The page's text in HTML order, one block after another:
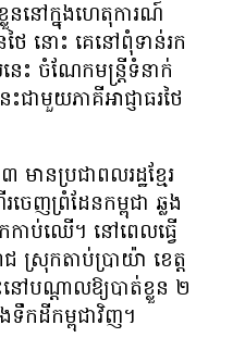
លួន​នៅ​ក្នុង​ហេតុការណ៍​
នោះ គេ​នៅ​ពុំ​ទាន់​រក​
ចំណែក​មន្ត្រី​ទំនាក់
ះ​ជាមួយ​ភាគី​អាជ្ញាធរ​ថៃ
មាន​ប្រជាពលរដ្ឋ​ខ្មែរ​
េញ​ព្រំ​ដែន​កម្ពុជា​ ឆ្លង​
ក​កាប់​ឈើ។ នៅ​ពេល​ធ្វើ​
រុក​តាប់ប្រាយ៉ា ខេត្ដ​
ៅ​បណ្ដាល​ឱ្យ​បាត់​ខ្លួន ២​
ទឹក​ដី​កម្ពុជា​វិញ។